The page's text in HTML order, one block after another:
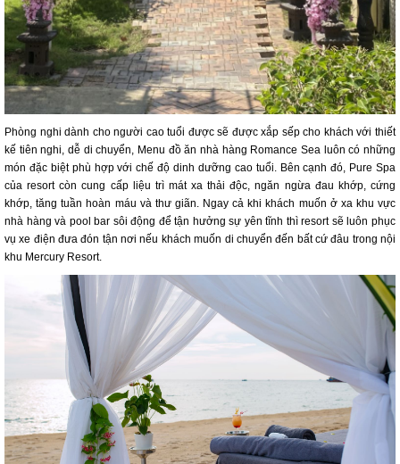
Phòng nghi dành cho người cao tuổi được sẽ được xắp sếp cho khách với thiết
kế tiên nghi, dễ di chuyển, Menu đồ ăn nhà hàng Romance Sea luôn có những
món đặc biệt phù hợp với chế độ dinh dưỡng cao tuổi. Bên cạnh đó, Pure Spa
của resort còn cung cấp liệu trì mát xa thải độc, ngăn ngừa đau khớp, cứng
khớp, tăng tuần hoàn máu và thư giãn. Ngay cả khi khách muốn ở xa khu vực
nhà hàng và pool bar sôi động để tận hưởng sự yên tĩnh thì resort sẽ luôn phục
vụ xe điện đưa đón tận nơi nếu khách muốn di chuyển đến bất cứ đâu trong nội
khu Mercury Resort.